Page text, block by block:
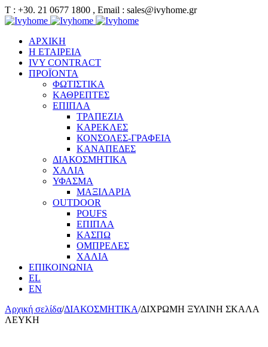
Τ : +30. 21 0677 1800 , Email : sales@ivyhome.gr
ΑΡΧΙΚΗ
Η ΕΤΑΙΡΕΙΑ
IVY CONTRACT
ΠΡΟΪΟΝΤΑ
ΦΩΤΙΣΤΙΚΑ
ΚΑΘΡΕΠΤΕΣ
ΕΠΙΠΛΑ
ΤΡΑΠΕΖΙΑ
ΚΑΡΕΚΛΕΣ
ΚΟΝΣΟΛΕΣ-ΓΡΑΦΕΙΑ
ΚΑΝΑΠΕΔΕΣ
ΔΙΑΚΟΣΜΗΤΙΚΑ
ΧΑΛΙΑ
ΥΦΑΣΜΑ
ΜΑΞΙΛΑΡΙΑ
OUTDOOR
POUFS
ΕΠΙΠΛΑ
ΚΑΣΠΩ
ΟΜΠΡΕΛΕΣ
ΧΑΛΙΑ
ΕΠΙΚΟΙΝΩΝΙΑ
EL
EN
Αρχική σελίδα/ΔΙΑΚΟΣΜΗΤΙΚΑ/ΔΙΧΡΩΜΗ ΞΥΛΙΝΗ ΣΚΑΛΑ
ΛΕΥΚΗ